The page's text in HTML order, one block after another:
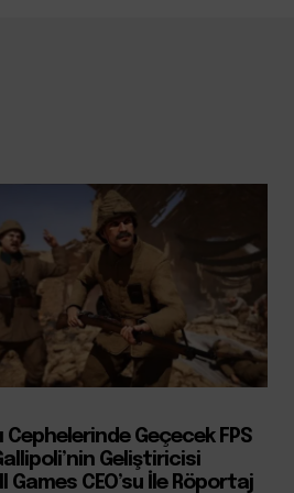
Cephelerinde Geçecek FPS
Geliştiricisi
Games CEO’su İle Röportaj